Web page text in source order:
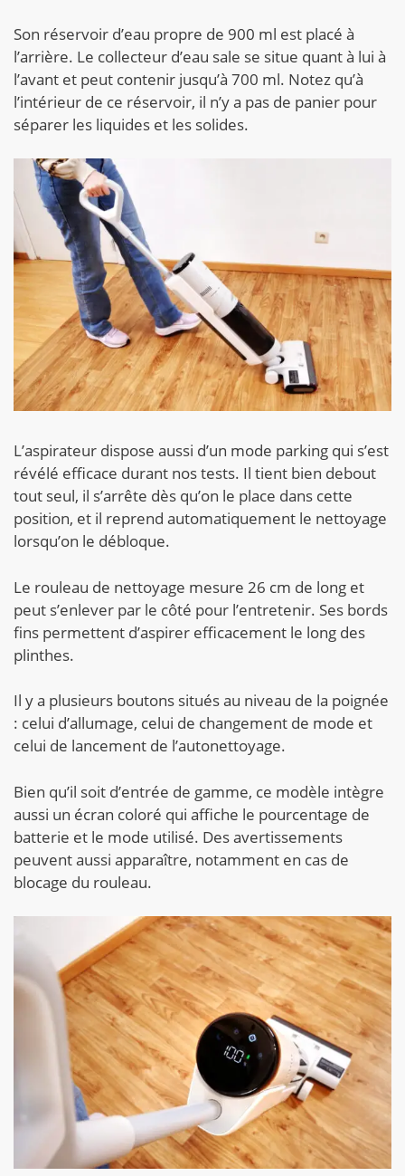
Son réservoir d’eau propre de 900 ml est placé à
l’arrière. Le collecteur d’eau sale se situe quant à lui à
l’avant et peut contenir jusqu’à 700 ml. Notez qu’à
l’intérieur de ce réservoir, il n’y a pas de panier pour
séparer les liquides et les solides.
L’aspirateur dispose aussi d’un mode parking qui s’est
révélé efficace durant nos tests. Il tient bien debout
tout seul, il s’arrête dès qu’on le place dans cette
position, et il reprend automatiquement le nettoyage
lorsqu’on le débloque.
Le rouleau de nettoyage mesure 26 cm de long et
peut s’enlever par le côté pour l’entretenir. Ses bords
fins permettent d’aspirer efficacement le long des
plinthes.
Il y a plusieurs boutons situés au niveau de la poignée
: celui d’allumage, celui de changement de mode et
celui de lancement de l’autonettoyage.
Bien qu’il soit d’entrée de gamme, ce modèle intègre
aussi un écran coloré qui affiche le pourcentage de
batterie et le mode utilisé. Des avertissements
peuvent aussi apparaître, notamment en cas de
blocage du rouleau.